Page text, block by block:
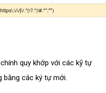
quy khớp với các kỹ tự
bằng các ký tự mới.